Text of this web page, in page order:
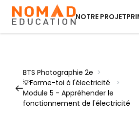
NOTRE PROJET
BTS Photographie 2e >
💡Forme-toi à l'électricité
>
Module 5 - Appréhender le
fonctionnement de l'électricité